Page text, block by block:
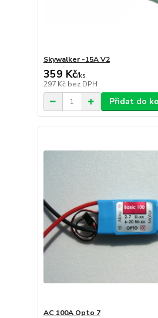
Skywalker -15A V2
359 Kč/ks
297 Kč bez DPH
Přidat do
AC 100A Opto 7